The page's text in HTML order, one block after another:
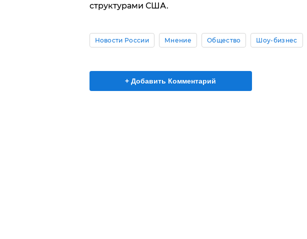
структурами США.
Новости России Мнение Общество Шоу-бизнес
+ Добавить Комментарий